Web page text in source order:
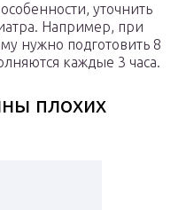
уточнить
Например, при
нужно подготовить 8
каждые 3 часа.
плохих